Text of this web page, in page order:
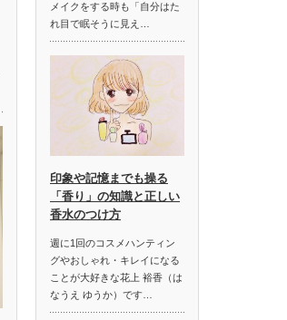
メイクをする時も「自分はた
れ目で眠そうに見え…
印象や記憶までも操る
「香り」の知識と正しい
香水のつけ方
週に1回のコスメハンティン
グやおしゃれ・キレイになる
ことが大好きな花上 裕香（は
なうえ ゆうか）です…